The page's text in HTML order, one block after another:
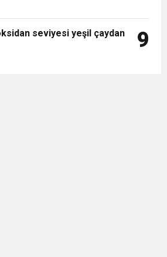
seviyesi yeşil çaydan
9